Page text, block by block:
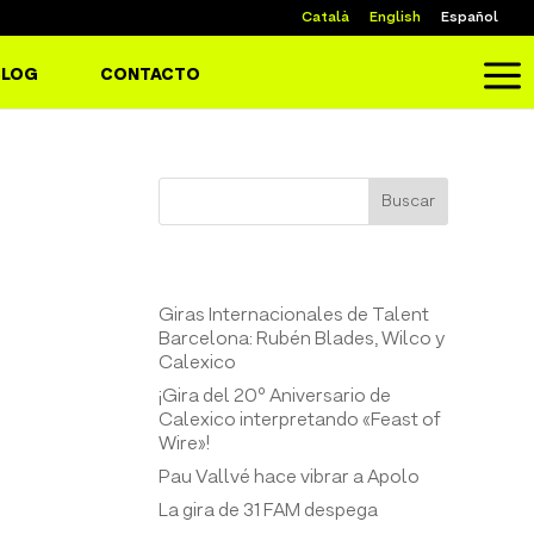
Català English Español
CONTACTO a
Buscar
Giras Internacionales de Talent
Barcelona: Rubén Blades, Wilco y
Calexico
¡Gira del 20º Aniversario de
Calexico interpretando «Feast of
Wire»!
Pau Vallvé hace vibrar a Apolo
La gira de 31 FAM despega